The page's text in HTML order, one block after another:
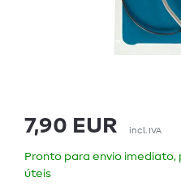
7,90 EUR incl. IVA
Pronto para envio imediato,
úteis